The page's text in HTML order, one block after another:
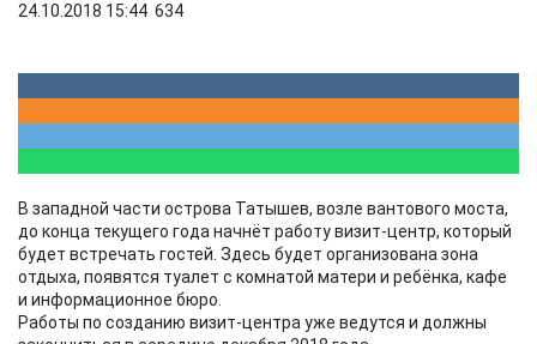
24.10.2018 15:44 634
В западной части острова Татышев, возле вантового моста,
до конца текущего года начнёт работу визит-центр, который
будет встречать гостей. Здесь будет организована зона
отдыха, появятся туалет с комнатой матери и ребёнка, кафе
и информационное бюро.
Работы по созданию визит-центра уже ведутся и должны